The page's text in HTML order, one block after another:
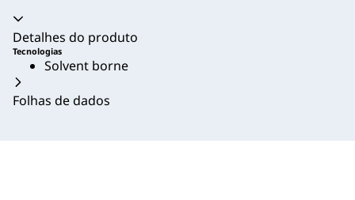
Acordeão recolhido
Detalhes do produto
Tecnologias
Solvent borne
Folhas de dados